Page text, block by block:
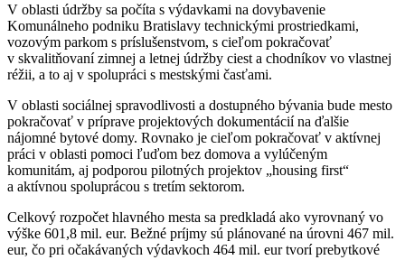
V oblasti údržby sa počíta s výdavkami na dovybavenie
Komunálneho podniku Bratislavy technickými prostriedkami,
vozovým parkom s príslušenstvom, s cieľom pokračovať
v skvalitňovaní zimnej a letnej údržby ciest a chodníkov vo vlastnej
réžii, a to aj v spolupráci s mestskými časťami.
V oblasti sociálnej spravodlivosti a dostupného bývania bude mesto
pokračovať v príprave projektových dokumentácií na ďalšie
nájomné bytové domy. Rovnako je cieľom pokračovať v aktívnej
práci v oblasti pomoci ľuďom bez domova a vylúčeným
komunitám, aj podporou pilotných projektov „housing first“
a aktívnou spoluprácou s tretím sektorom.
Celkový rozpočet hlavného mesta sa predkladá ako vyrovnaný vo
výške 601,8 mil. eur. Bežné príjmy sú plánované na úrovni 467 mil.
eur, čo pri očakávaných výdavkoch 464 mil. eur tvorí prebytkové